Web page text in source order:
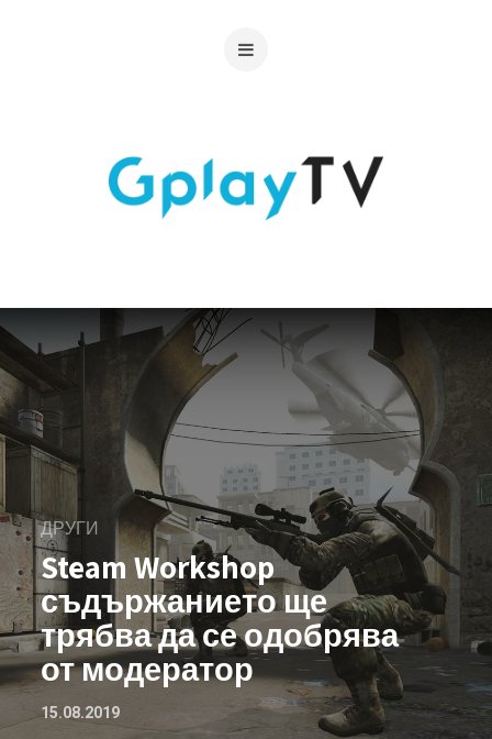
ДРУГИ
Steam Workshop
съдържанието ще
трябва да се одобрява
от модератор
15.08.2019